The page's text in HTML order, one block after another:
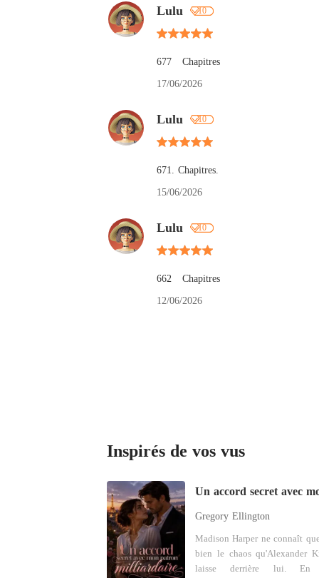
Lulu 10
677   Chapitres
17/06/2026
Lulu 10
671. Chapitres.
15/06/2026
Lulu 10
662   Chapitres
12/06/2026
Inspirés de vos vus
Gregory Ellington
Madison Harper ne connaît
bien le chaos qu'Alexander
laisse derrière lui. En